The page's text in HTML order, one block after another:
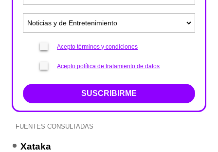
Acepto términos y condiciones
Acepto política de tratamiento de datos
SUSCRIBIRME
FUENTES CONSULTADAS
Xataka